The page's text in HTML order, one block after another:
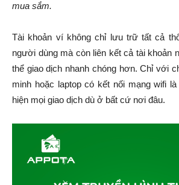
mua sắm.
Tài khoản ví không chỉ lưu trữ tất cả
người dùng mà còn liên kết cả tài khoản
thể giao dịch nhanh chóng hơn. Chỉ với
minh hoặc laptop có kết nối mạng wifi
hiện mọi giao dịch dù ở bất cứ nơi đâu.